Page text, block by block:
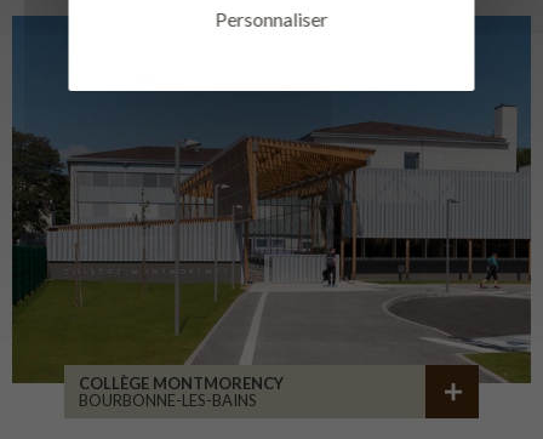
Personnaliser
COLLÈGE MONTMORENCY
BOURBONNE-LES-BAINS